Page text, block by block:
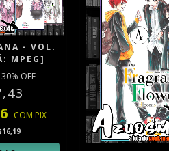
- VOL.
MPEG]
30% OFF
COM PIX